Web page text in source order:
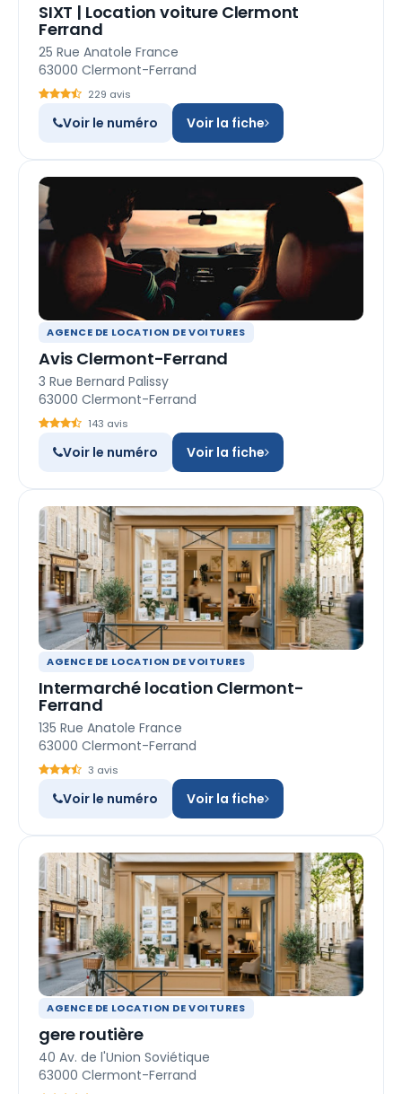
SIXT | Location voiture Clermont
Ferrand
25 Rue Anatole France
63000 Clermont-Ferrand
229 avis
Voir le numéro Voir la fiche
AGENCE DE LOCATION DE VOITURES
Avis Clermont-Ferrand
3 Rue Bernard Palissy
63000 Clermont-Ferrand
143 avis
Voir le numéro Voir la fiche
AGENCE DE LOCATION DE VOITURES
Intermarché location Clermont-
Ferrand
135 Rue Anatole France
63000 Clermont-Ferrand
3 avis
Voir le numéro Voir la fiche
AGENCE DE LOCATION DE VOITURES
gere routière
40 Av. de l'Union Soviétique
63000 Clermont-Ferrand